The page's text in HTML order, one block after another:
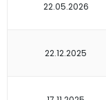
22.05.2026
22.12.2025